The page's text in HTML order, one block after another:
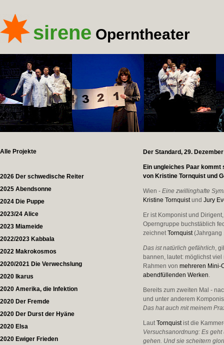
sirene Operntheater
Alle Projekte
2026 Der schwedische Reiter
2025 Abendsonne
2024 Die Puppe
2023/24 Alice
2023 Miameide
2022/2023 Kabbala
2022 Makrokosmos
2020/2021 Die Verwechslung
2020 Ikarus
2020 Amerika, die Infektion
2020 Der Fremde
2020 Der Durst der Hyäne
2020 Elsa
2020 Ewiger Frieden
Der Standard, 29.
Ein ungleiches Paar kommt
von Kristine Tornquist und
Wien -Eine zwillinghafte
Kristine TornquistundJury
Er ist Komponist und
Operngruppe buchstäblich
zeichnetTornquist(Jahrgang
Das ist natürlich gefährlich,
bannen, lautet: möglichst
Rahmen vonmehreren Mini-
abendfüllenden Werken.
Bereits zum zweiten Mal -
und unter anderem
Das hat auch mit meinem
LautTornquistist die
Versuchsanordnung: Es
gehen. Und sie scheitern